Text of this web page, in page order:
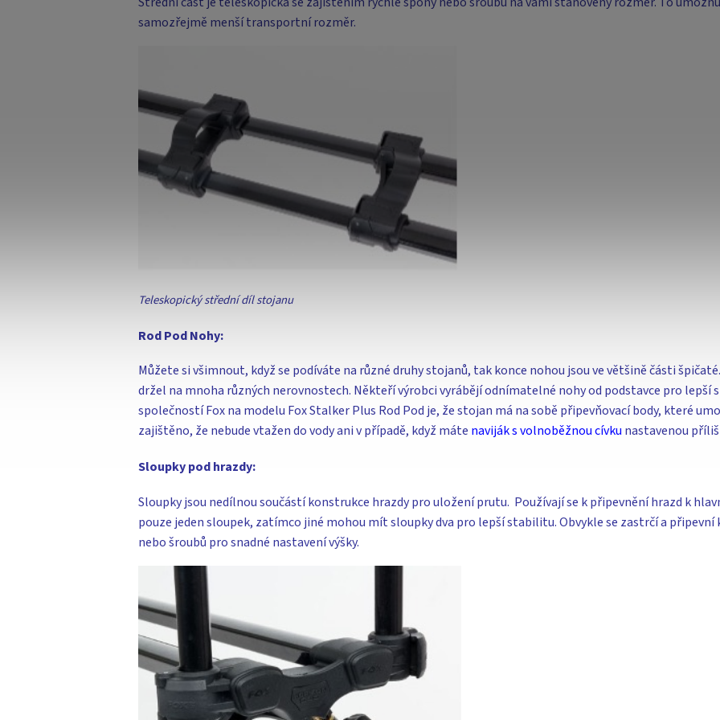
samozřejmě menší transportní rozměr.
Teleskopický střední díl stojanu
Rod Pod Nohy:
Můžete si všimnout, když se podíváte na různé druhy stojanů, tak konce nohou jsou ve většině části
držel na mnoha různých nerovnostech. Někteří výrobci vyrábějí odnímatelné nohy od podstavce pro lepší
společností Fox na modelu Fox Stalker Plus Rod Pod je, že stojan má na sobě připevňovací body, které
zajištěno, že nebude vtažen do vody ani v případě, když máte naviják s volnoběžnou cívku nastavenou
Sloupky pod hrazdy:
Sloupky jsou nedílnou součástí konstrukce hrazdy pro uložení prutu. Používají se k připevnění hrazd k
pouze jeden sloupek, zatímco jiné mohou mít sloupky dva pro lepší stabilitu. Obvykle se zastrčí a
nebo šroubů pro snadné nastavení výšky.